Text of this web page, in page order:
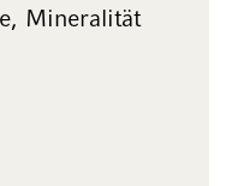
Mineralität